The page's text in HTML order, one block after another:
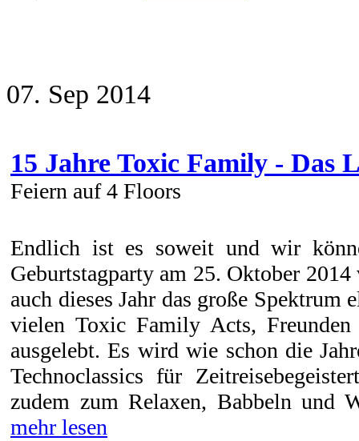
07. Sep 2014
15 Jahre Toxic Family - Das
Feiern auf 4 Floors
Endlich ist es soweit und wir
Geburtstagparty am 25. Oktober
auch dieses Jahr das große
vielen Toxic Family Acts,
ausgelebt. Es wird wie schon die
Technoclassics für
zudem zum Relaxen, Babbeln und
mehr lesen